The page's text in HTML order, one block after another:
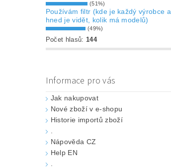
(51%)
Používám filtr (kde je každý výrobce a
hned je vidět, kolik má modelů)
(49%)
Počet hlasů: 144
Informace pro vás
Jak nakupovat
Nové zboží v e-shopu
Historie importů zboží
Nápověda CZ
Help EN